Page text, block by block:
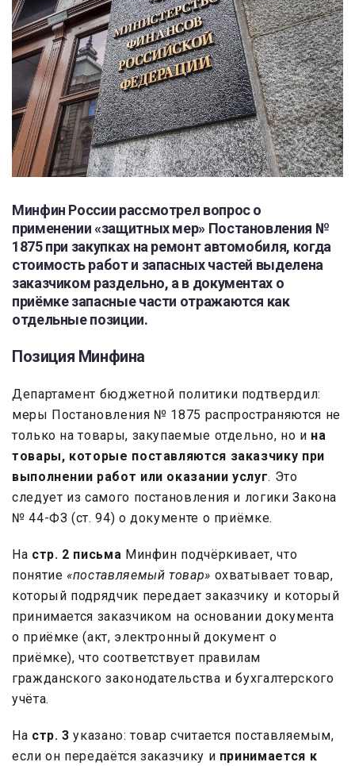
Минфин России рассмотрел вопрос о
применении «защитных мер» Постановления №
1875 при закупках на ремонт автомобиля, когда
стоимость работ и запасных частей выделена
заказчиком раздельно, а в документах о
приёмке запасные части отражаются как
отдельные позиции.
Позиция Минфина
Департамент бюджетной политики подтвердил:
меры Постановления № 1875 распространяются не
только на товары, закупаемые отдельно, но и на
товары, которые поставляются заказчику при
выполнении работ или оказании услуг. Это
следует из самого постановления и логики Закона
№ 44-ФЗ (ст. 94) о документе о приёмке.
На стр. 2 письма Минфин подчёркивает, что
понятие«поставляемый товар» охватывает товар,
который подрядчик передает заказчику и который
принимается заказчиком на основании документа
о приёмке (акт, электронный документ о
приёмке), что соответствует правилам
гражданского законодательства и бухгалтерского
учёта.
На стр. 3 указано: товар считается поставляемым,
если он передаётся заказчику и принимается к